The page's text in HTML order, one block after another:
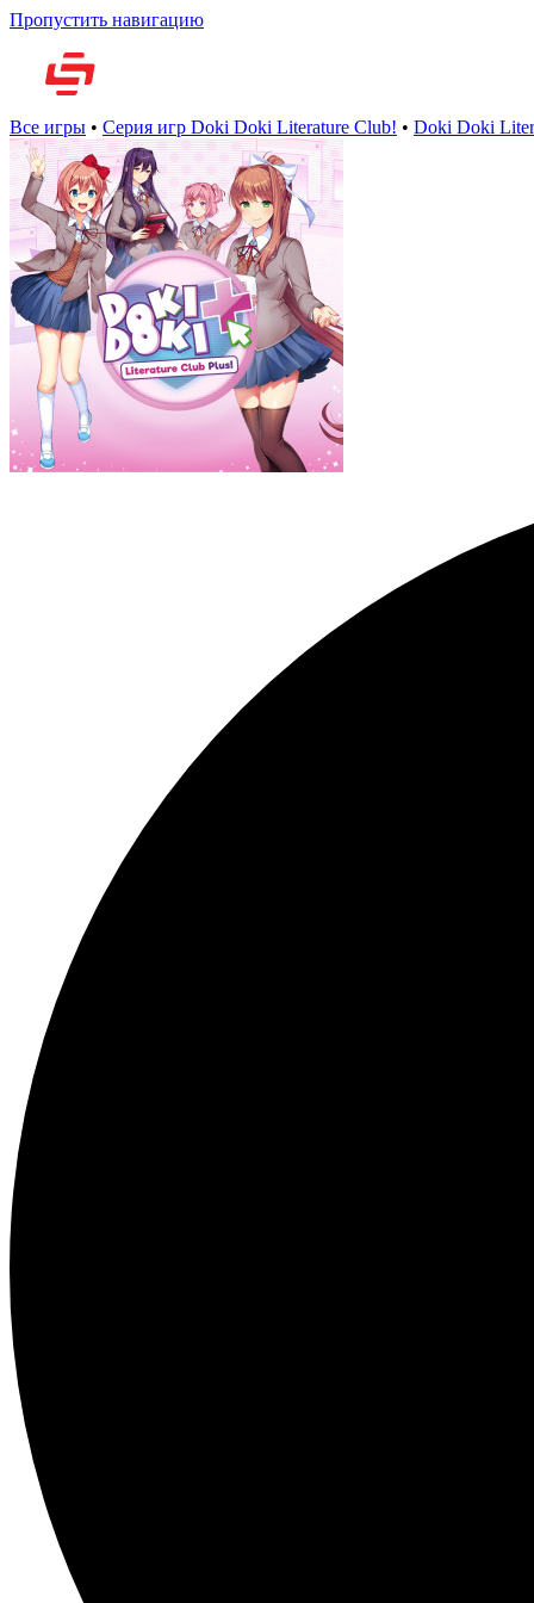
Пропустить навигацию
Все игры • Серия игр Doki Doki Literature Club! • Doki Doki